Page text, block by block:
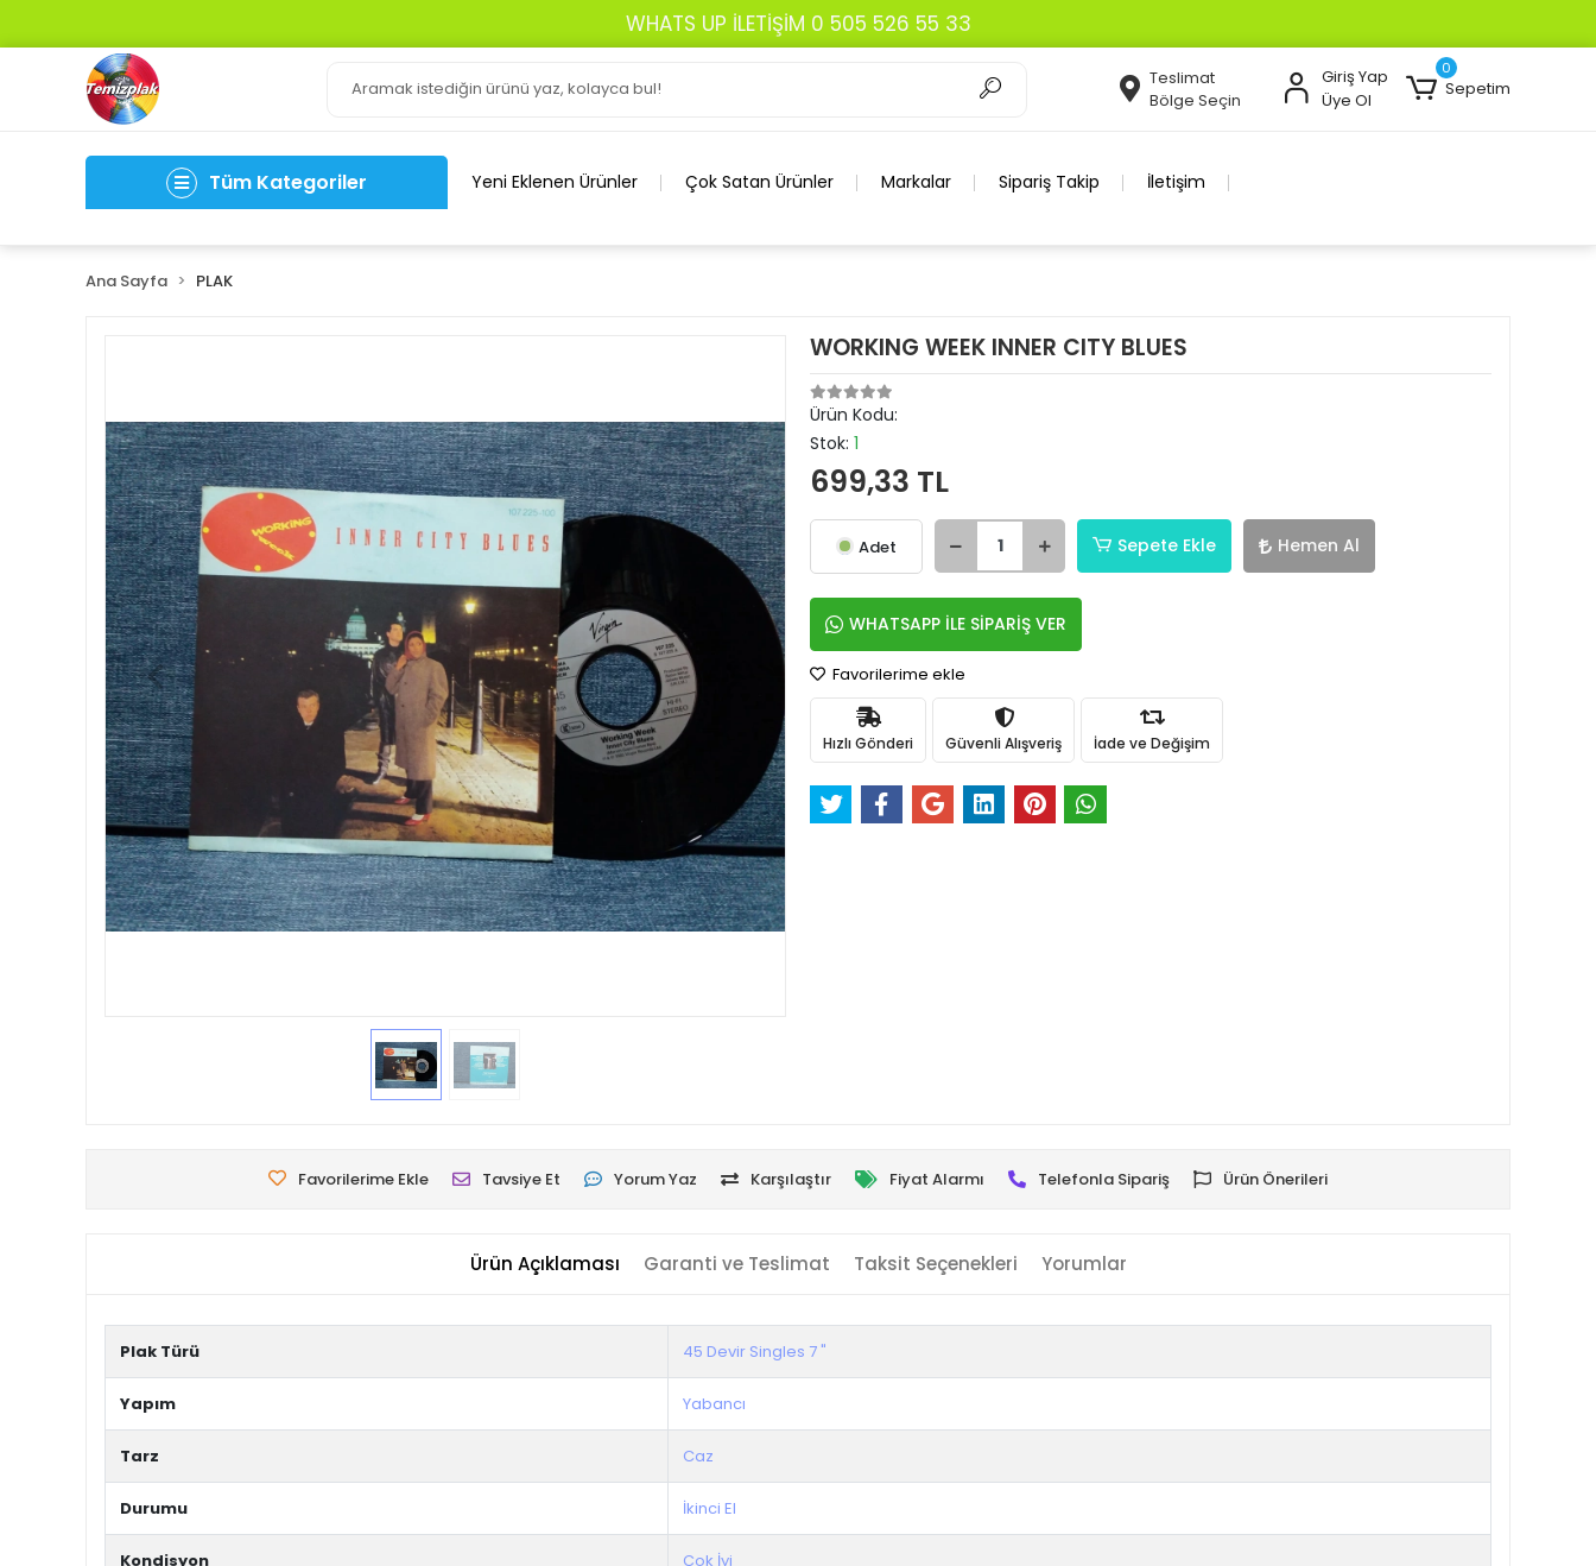
WHATS UP İLETİŞİM 0 505 526 55 33
Teslimat
Bölge Seçin
Giriş Yap
Üye Ol
0
Sepetim
Tüm Kategoriler Yeni Eklenen Ürünler Çok Satan Ürünler Markalar Sipariş Takip İletişim
Ana Sayfa PLAK
WORKING WEEK INNER CITY BLUES
Ürün Kodu:
Stok: 1
699,33 TL
Adet Sepete Ekle Hemen Al
WHATSAPP İLE SİPARİŞ VER
Favorilerime ekle
Hızlı Gönderi Güvenli Alışveriş İade ve Değişim
Favorilerime Ekle Tavsiye Et Yorum Yaz Karşılaştır Fiyat Alarmı Telefonla Sipariş Ürün Önerileri
Ürün Açıklaması Garanti ve Teslimat Taksit Seçenekleri Yorumlar
Plak Türü 45 Devir Singles 7 "
Yapım Yabancı
Tarz Caz
Durumu İkinci El
Kondisyon Çok İyi